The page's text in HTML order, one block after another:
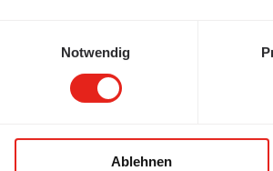
Notwendig
Ablehnen